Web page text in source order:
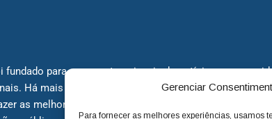
Gerenciar
Para fornecer as melhores experiências, usamos
para ser uma terceira via de notícias para os
Há mais de 30 anos, o jornal continua assumindo o
as melhores notícias. Nunca deixamos de lado as